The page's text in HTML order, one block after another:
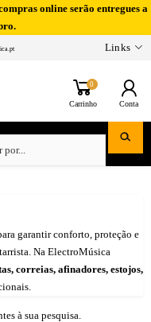
online serão entregues a
Links
0
Carrinho Conta
garantir conforto, proteção e
Na ElectroMúsica
correias, afinadores, estojos,
à sua pesquisa.